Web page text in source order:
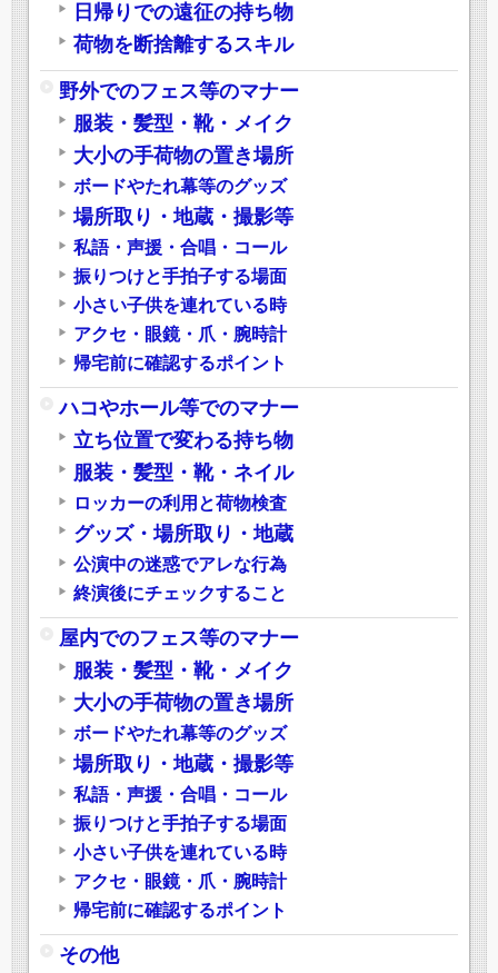
日帰りでの遠征の持ち物
荷物を断捨離するスキル
野外でのフェス等のマナー
服装・髪型・靴・メイク
大小の手荷物の置き場所
ボードやたれ幕等のグッズ
場所取り・地蔵・撮影等
私語・声援・合唱・コール
振りつけと手拍子する場面
小さい子供を連れている時
アクセ・眼鏡・爪・腕時計
帰宅前に確認するポイント
ハコやホール等でのマナー
立ち位置で変わる持ち物
服装・髪型・靴・ネイル
ロッカーの利用と荷物検査
グッズ・場所取り・地蔵
公演中の迷惑でアレな行為
終演後にチェックすること
屋内でのフェス等のマナー
服装・髪型・靴・メイク
大小の手荷物の置き場所
ボードやたれ幕等のグッズ
場所取り・地蔵・撮影等
私語・声援・合唱・コール
振りつけと手拍子する場面
小さい子供を連れている時
アクセ・眼鏡・爪・腕時計
帰宅前に確認するポイント
その他